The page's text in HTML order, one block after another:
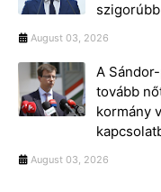
August 03, 2026
A
tovább
kormány
August 03, 2026